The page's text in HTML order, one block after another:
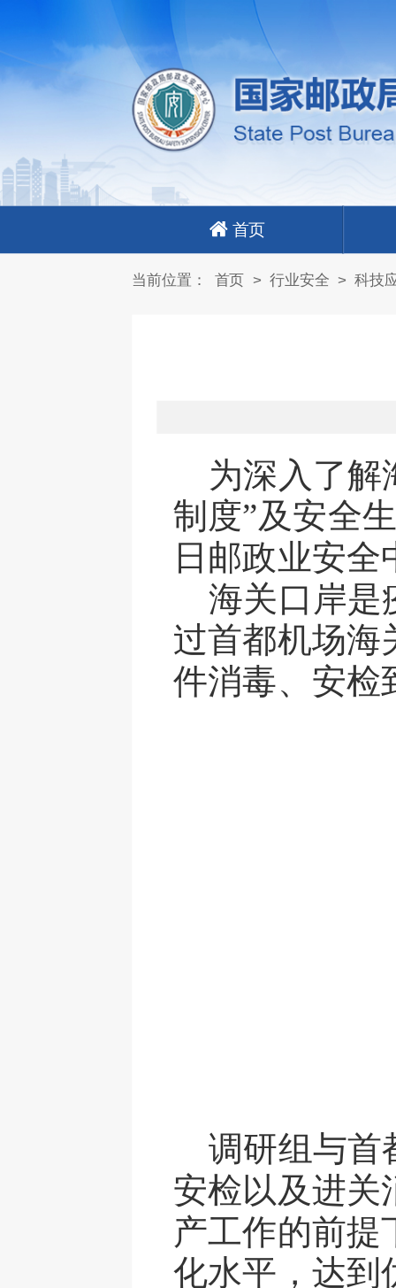
首页
当前位置： 首页 > 行业安全 > 科技
为深入了解
制度”及安全
日邮政业安
海关口岸是
过首都机场海
件消毒、 安检
调研组与首
安检以及进关
产工作的前提
化水平，达到